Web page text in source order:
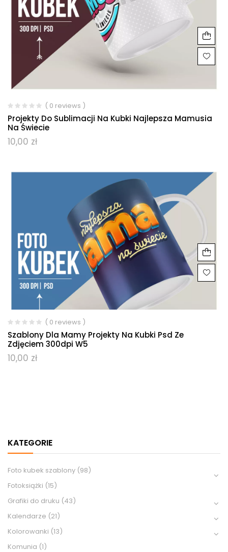
KATEGORIE
Foto kubek szablony (98)
Fotoksiążki (15)
Grafiki do druku (43)
Kalendarze (21)
Kolorowanki (13)
Komunia (1)
( 0 reviews )
Projekty Do Sublimacji Na Kubki Najlepsza Mamusia
Na Świecie
10,00 zł
( 0 reviews )
Szablony Dla Mamy Projekty Na Kubki Psd Ze
Zdjęciem 300dpi W5
10,00 zł